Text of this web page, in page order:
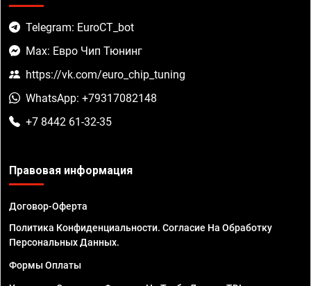
Telegram: EuroCT_bot
Max: Евро Чип Тюнинг
https://vk.com/euro_chip_tuning
WhatsApp: +79317082148
+7 8442 61-32-35
Правовая информация
Договор-Оферта
Политика Конфиденциальности. Согласие На Обработку
Персональных Данных.
Формы Оплаты